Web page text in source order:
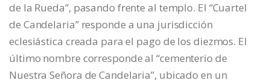
de la Rueda”, pasando frente al templo. El “Cuartel
de Candelaria” responde a una jurisdicción
eclesiástica creada para el pago de los diezmos. El
último nombre corresponde al “cementerio de
Nuestra Señora de Candelaria”, ubicado en un